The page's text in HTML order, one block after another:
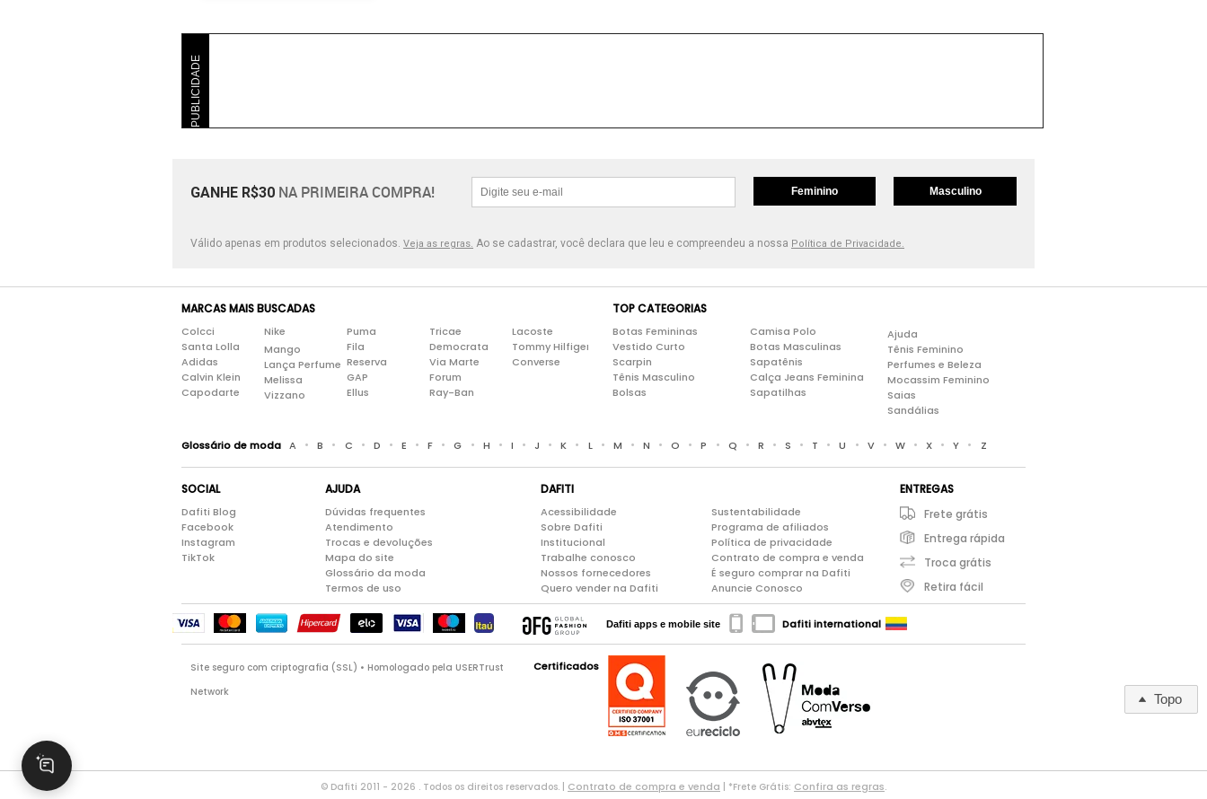
PUBLICIDADE
Topo
GANHE R$30 NA PRIMEIRA COMPRA! Feminino Masculino
Válido apenas em produtos selecionados. Veja as regras. Ao se cadastrar, você declara que leu e compreendeu a nossa Política de Privacidade.
MARCAS MAIS BUSCADAS
Colcci
Santa Lolla
Adidas
Calvin Klein
Capodarte
Nike
Mango
Lança Perfume
Melissa
Vizzano
Puma
Fila
Reserva
GAP
Ellus
Tricae
Democrata
Via Marte
Forum
Ray-Ban
Lacoste
Tommy Hilfiger
Converse
TOP CATEGORIAS
Botas Femininas
Vestido Curto
Scarpin
Tênis Masculino
Bolsas
Camisa Polo
Botas Masculinas
Sapatênis
Calça Jeans Feminina
Sapatilhas
Ajuda
Tênis Feminino
Perfumes e Beleza
Mocassim Feminino
Saias
Sandálias
Glossário de moda A • B • C • D • E • F • G • H • I • J • K • L • M • N • O • P • Q • R • S • T • U • V • W • X • Y • Z
SOCIAL
Dafiti Blog
Facebook
Instagram
TikTok
AJUDA
Dúvidas frequentes
Atendimento
Trocas e devoluções
Mapa do site
Glossário da moda
Termos de uso
DAFITI
Acessibilidade
Sobre Dafiti
Institucional
Trabalhe conosco
Nossos fornecedores
Quero vender na Dafiti
Sustentabilidade
Programa de afiliados
Política de privacidade
Contrato de compra e venda
É seguro comprar na Dafiti
Anuncie Conosco
ENTREGAS
Frete grátis
Entrega rápida
Troca grátis
Retira fácil
Dafiti apps e mobile site Dafiti international
Site seguro com criptografia (SSL) • Homologado pela USERTrust
Network
Certificados
© Dafiti 2011 - 2026 . Todos os direitos reservados. | Contrato de compra e venda | *Frete Grátis: Confira as regras.